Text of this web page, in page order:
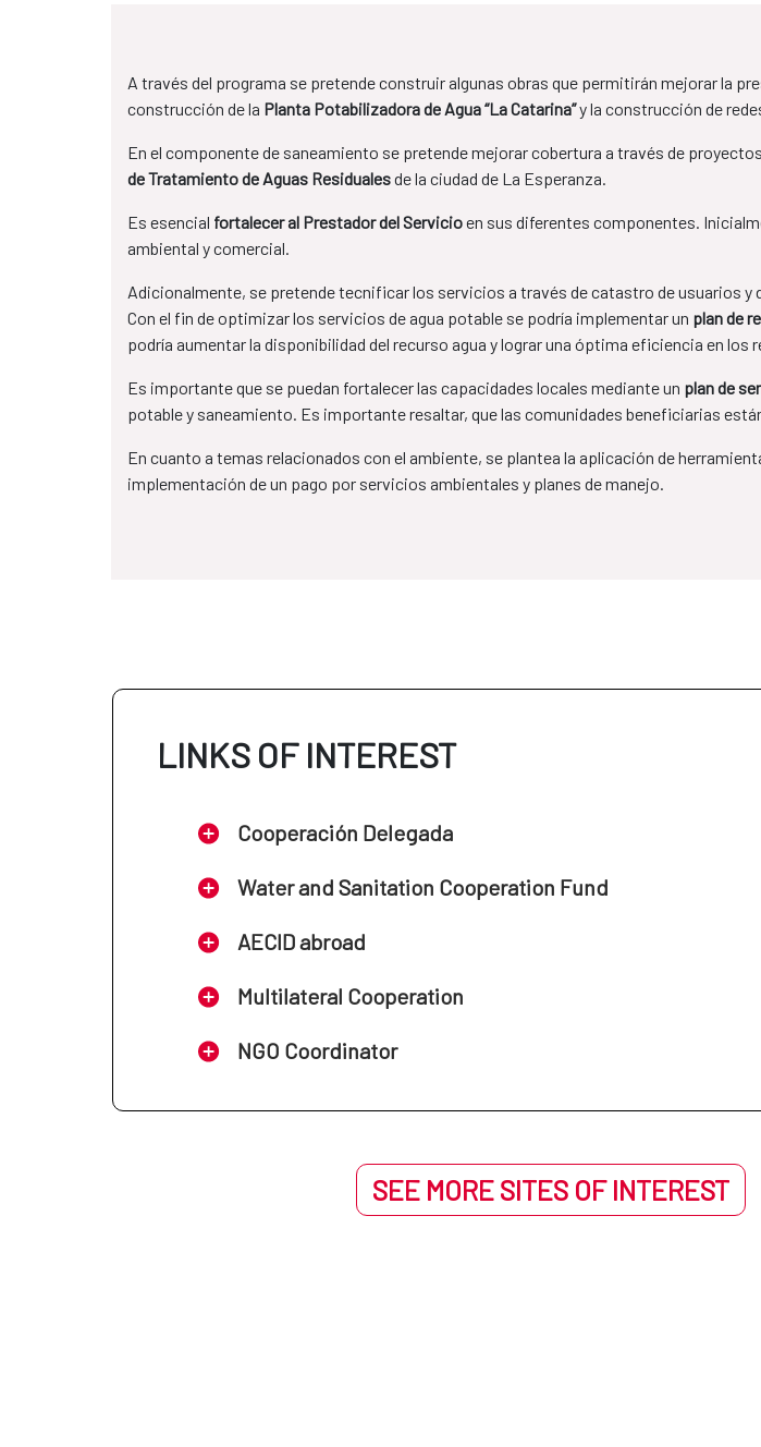
A través del programa se pretende construir algunas obras que permitirán mejorar la
construcción de la Planta Potabilizadora de Agua “La Catarina”y la construcción de
En el componente de saneamiento se pretende mejorar cobertura a través de
de Tratamiento de Aguas Residualesde la ciudad de La Esperanza.
Es esencial fortalecer al Prestador del Servicioen sus diferentes componentes.
ambiental y comercial.
Adicionalmente, se pretende tecnificar los servicios a través de catastro de usuarios
Con el fin de optimizar los servicios de agua potable se podría implementar un plan de
podría aumentar la disponibilidad del recurso agua y lograr una óptima eficiencia en los
Es importante que se puedan fortalecer las capacidades locales mediante un plan de
potable y saneamiento. Es importante resaltar, que las comunidades beneficiarias
En cuanto a temas relacionados con el ambiente, se plantea la aplicación de
implementación de un pago por servicios ambientales y planes de manejo.
LINKS OF INTEREST
Cooperación Delegada
Water and Sanitation Cooperation Fund
AECID abroad
Multilateral Cooperation
NGO Coordinator
SEE MORE SITES OF INTEREST